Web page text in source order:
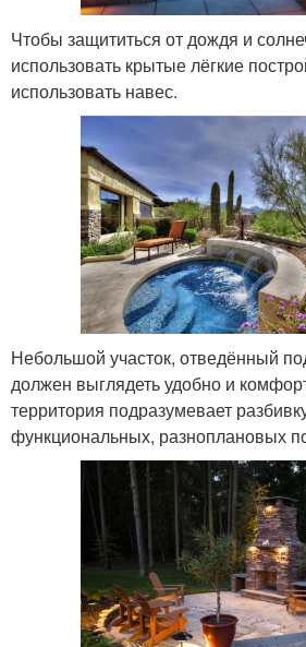
Чтобы защититься от дождя и
использовать крытые лёгкие
использовать навес.
Небольшой участок, отведённый
должен выглядеть удобно и
территория подразумевает
функциональных, разноплановых